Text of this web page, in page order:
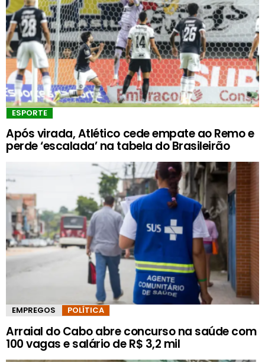
ESPORTE
Após virada, Atlético cede empate ao Remo e
perde ‘escalada’ na tabela do Brasileirão
EMPREGOS POLÍTICA
Arraial do Cabo abre concurso na saúde com
100 vagas e salário de R$ 3,2 mil